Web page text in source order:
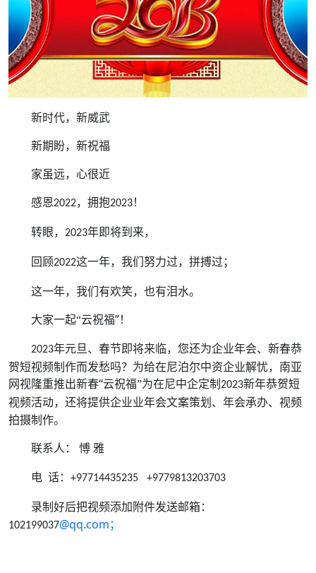
新时代，新威武
新期盼，新祝福
家虽远，心很近
感恩2022，拥抱2023！
转眼， 2023年即将到来，
回顾2022这一年，我们努力过，拼搏过；
这一年，我们有欢笑，也有泪水。
大家一起“云祝福”！
2023年元旦、春节即将来临， 您还为企业年会、新春恭
贺短视频制作而发愁吗？为给在尼泊尔中资企业解忧，南亚
网视隆重推出新春“云祝福”为在尼中企定制 2023新年恭贺短
视频活动，还将提供企业业年会文案策划、年会承办、视频
拍摄制作。
联系人： 愽 雅
电 话： +97714435235 +9779813203703
录制好后把视频添加附件发送邮箱：
102199037@qq.com ；